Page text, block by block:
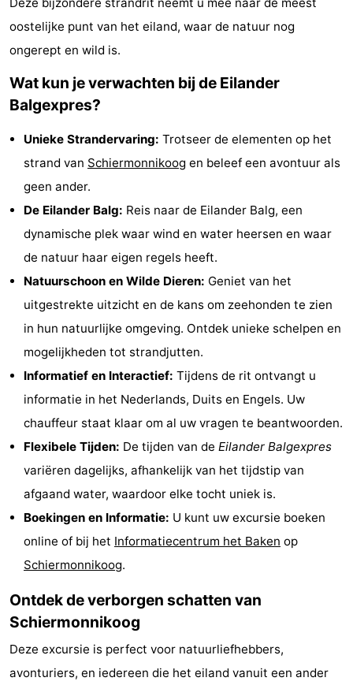
Noderstraun
-
Resort
-
Hotels
Vakantiehuizen
Resort
Schierduin
Vitamaris
Last
Zien
doen
Bezienswaardigheden
-
Musea
Monumenten
-
Vuurtorens
Attracties
Speeltuinen
Sporten
-
oostelijke punt van het eiland, waar de natuur nog
ongerept en wild is.
Wat kun je verwachten bij de Eilander
Balgexpres?
Unieke Strandervaring: Trotseer de elementen op het
strand van Schiermonnikoog en beleef een avontuur als
geen ander.
De Eilander Balg: Reis naar de Eilander Balg, een
dynamische plek waar wind en water heersen en waar
de natuur haar eigen regels heeft.
Natuurschoon en Wilde Dieren: Geniet van het
uitgestrekte uitzicht en de kans om zeehonden te zien
in hun natuurlijke omgeving. Ontdek unieke schelpen en
mogelijkheden tot strandjutten.
Informatief en Interactief: Tijdens de rit ontvangt u
informatie in het Nederlands, Duits en Engels. Uw
chauffeur staat klaar om al uw vragen te beantwoorden.
Flexibele Tijden: De tijden van de Eilander Balgexpres
variëren dagelijks, afhankelijk van het tijdstip van
afgaand water, waardoor elke tocht uniek is.
Boekingen en Informatie: U kunt uw excursie boeken
online of bij het Informatiecentrum het Baken op
Schiermonnikoog.
Ontdek de verborgen schatten van
Schiermonnikoog
Deze excursie is perfect voor natuurliefhebbers,
avonturiers, en iedereen die het eiland vanuit een ander